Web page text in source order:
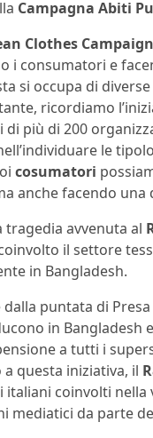
Campagna Abiti
Clothes Campaign
i consumatori e
si occupa di
ricordiamo
di più di 200
le
cosumatori
anche facendo una
avvenuta al
il settore
in Bangladesh.
puntata di
in
a tutti i
questa iniziativa, il
italiani coinvolti nella
mediatici da parte